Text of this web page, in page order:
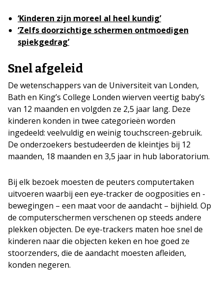
‘Kinderen zijn moreel al heel kundig’
‘Zelfs doorzichtige schermen ontmoedigen
spiekgedrag’
Snel afgeleid
De wetenschappers van de Universiteit van Londen,
Bath en King’s College Londen wierven veertig baby’s
van 12 maanden en volgden ze 2,5 jaar lang. Deze
kinderen konden in twee categorieën worden
ingedeeld: veelvuldig en weinig touchscreen-gebruik.
De onderzoekers bestudeerden de kleintjes bij 12
maanden, 18 maanden en 3,5 jaar in hub laboratorium.
Bij elk bezoek moesten de peuters computertaken
uitvoeren waarbij een eye-tracker de oogposities en -
bewegingen – een maat voor de aandacht – bijhield. Op
de computerschermen verschenen op steeds andere
plekken objecten. De eye-trackers maten hoe snel de
kinderen naar die objecten keken en hoe goed ze
stoorzenders, die de aandacht moesten afleiden,
konden negeren.